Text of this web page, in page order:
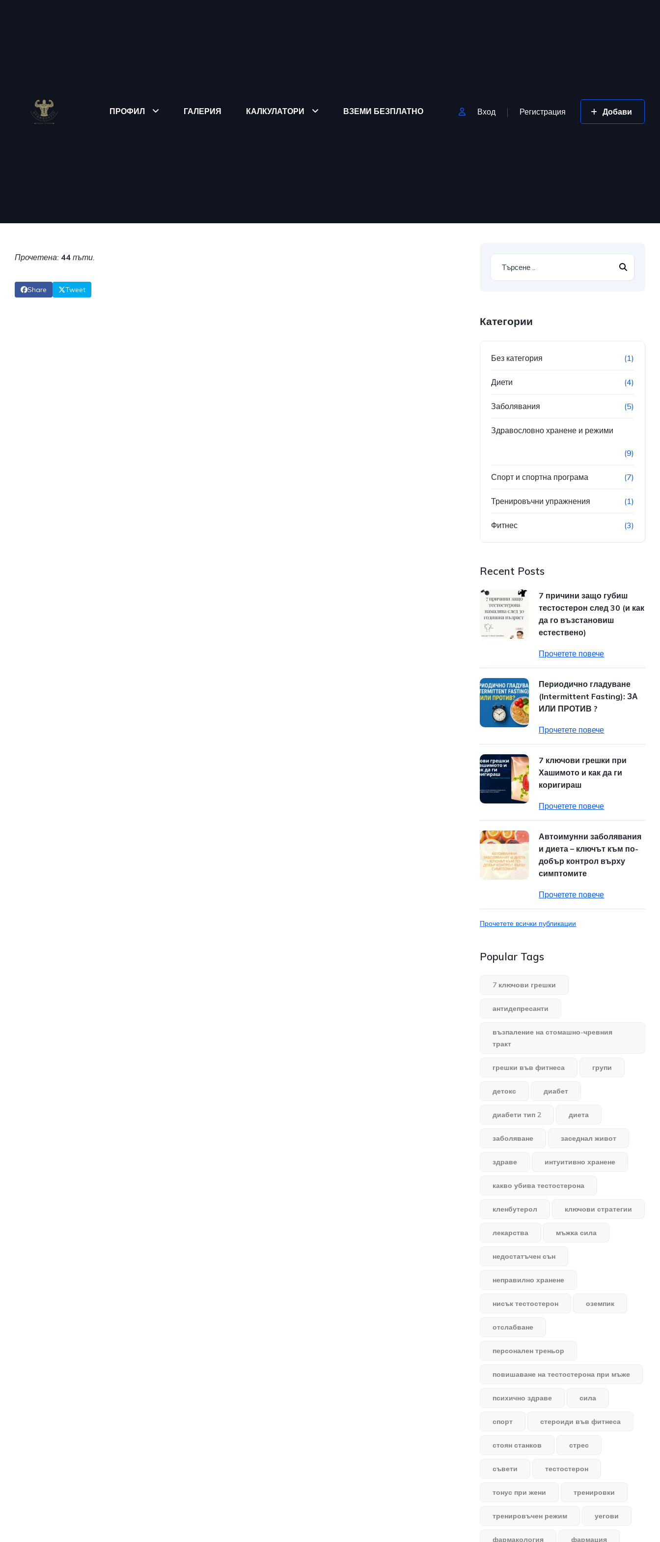
ПРОФИЛ ГАЛЕРИЯ КАЛКУЛАТОРИ ВЗЕМИ БЕЗПЛАТНО Вход Регистрация Добави
Прочетена: 44 пъти.
Share Tweet
Категории
Без категория (1)
Диети (4)
Заболявания (5)
Здравословно хранене и режими
(9)
Спорт и спортна програма (7)
Тренировъчни упражнения (1)
Фитнес (3)
Recent Posts
7 причини защо губиш
тестостерон след 30 (и как
да го възстановиш
естествено)
Прочетете повече
Периодично гладуване
(Intermittent Fasting): ЗА
ИЛИ ПРОТИВ ?
Прочетете повече
7 ключови грешки при
Хашимото и как да ги
коригираш
Прочетете повече
Автоимунни заболявания
и диета – ключът към по-
добър контрол върху
симптомите
Прочетете повече
Прочетете всички публикации
Popular Tags
7 ключови грешки
антидепресанти
възпаление на стомашно-чревния
тракт
грешки във фитнеса групи
детокс диабет
диабети тип 2 диета
заболяване заседнал живот
здраве интуитивно хранене
какво убива тестостерона
кленбутерол ключови стратегии
лекарства мъжка сила
недостатъчен сън
неправилно хранене
нисък тестостерон оземпик
отслабване
персонален треньор
повишаване на тестостерона при мъже
психично здраве сила
спорт стероиди във фитнеса
стоян станков стрес
съвети тестостерон
тонус при жени тренировки
тренировъчен режим уегови
фармакология фармация